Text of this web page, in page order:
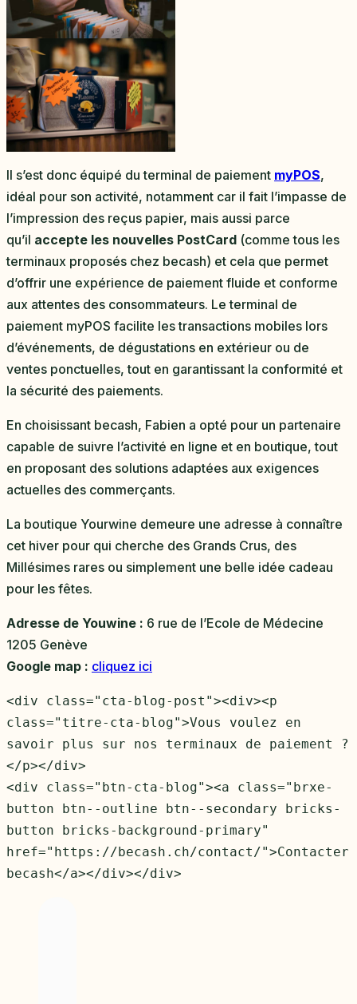
Il s’est donc équipé du terminal de paiement myPOS,
idéal pour son activité, notamment car il fait l’impasse de
l’impression des reçus papier, mais aussi parce
qu’il accepte les nouvelles PostCard (comme tous les
terminaux proposés chez becash) et cela que permet
d’offrir une expérience de paiement fluide et conforme
aux attentes des consommateurs. Le terminal de
paiement myPOS facilite les transactions mobiles lors
d’événements, de dégustations en extérieur ou de
ventes ponctuelles, tout en garantissant la conformité et
la sécurité des paiements.
En choisissant becash, Fabien a opté pour un partenaire
capable de suivre l’activité en ligne et en boutique, tout
en proposant des solutions adaptées aux exigences
actuelles des commerçants.
La boutique Yourwine demeure une adresse à connaître
cet hiver pour qui cherche des Grands Crus, des
Millésimes rares ou simplement une belle idée cadeau
pour les fêtes.
Adresse de Youwine : 6 rue de l’Ecole de Médecine
1205 Genève
Google map : cliquez ici
<div class="cta-blog-post"><div><p
class="titre-cta-blog">Vous voulez en
savoir plus sur nos terminaux de paiement ?
</p></div>
<div class="btn-cta-blog"><a class="brxe-
button btn--outline btn--secondary bricks-
button bricks-background-primary"
href="https://becash.ch/contact/">Contacter
becash</a></div></div>